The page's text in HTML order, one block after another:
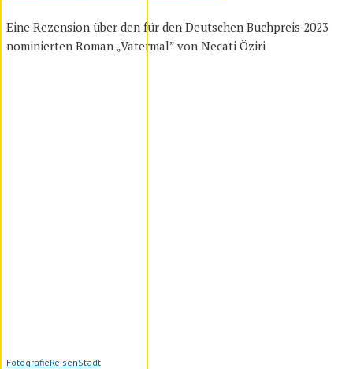
Eine Rezension über den für den Deutschen Buchpreis 2023
nominierten Roman „Vatermal” von Necati Öziri
FotografieReisenStadt